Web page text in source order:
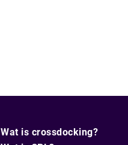
Wat is crossdocking?